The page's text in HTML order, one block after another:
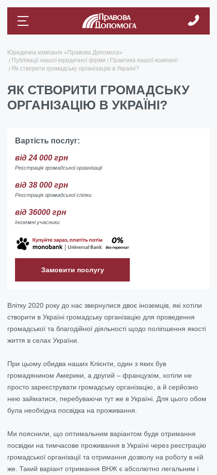
Юридична компанія «Правова Допомога»
Публікації нашої юридичної фірми
Практика нашої компанії
Як створити громадську організацію в Україні?
ЯК СТВОРИТИ ГРОМАДСЬКУ
ОРГАНІЗАЦІЮ В УКРАЇНІ?
Вартість послуг:
від 24 000 грн
Реєстрація громадської організації
від 38 000 грн
Реєстрація громадської спілки
від 36000 грн
Іноземні учасники
Замовити послугу
Влітку 2020 року до нас звернулися двоє іноземців, які хотіли
створити в Україні громадську організацію для проведення
громадської та благодійної діяльності щодо поліпшення якості
життя в селах України.
При цьому обидва наших Клієнти, один з яких був
громадянином Америки, а другий – французом, хотіли не
просто зареєструвати громадську організацію, а й серйозно
нею займатися, перебуваючи тут же в Україні. Для цього обом
була необхідна посвідка на проживання.
Ми пояснили, що оптимальним варіантом буде отримання
посвідки на тимчасове проживання в Україні через реєстрацію
громадської організації та отримання дозволу на роботу в ній
же. Такий варіант отримання ВНЖ є абсолютно легальним і